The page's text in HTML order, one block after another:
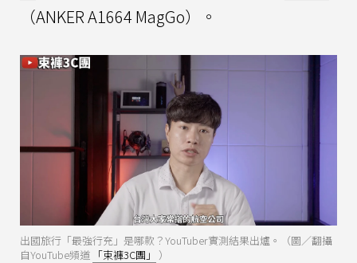
（ANKER A1664 MagGo）。
出國旅行「最強行充」是哪款？YouTuber實測結果出爐。（圖／翻攝
自YouTube頻道 「束褲3C團」 ）